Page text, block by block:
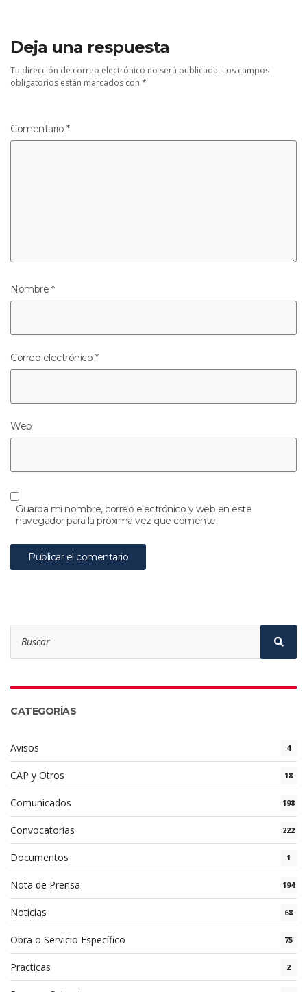
Deja una respuesta
Tu dirección de correo electrónico no será publicada. Los campos
obligatorios están marcados con *
Comentario *
Nombre *
Correo electrónico *
Web
Guarda mi nombre, correo electrónico y web en este
navegador para la próxima vez que comente.
Search
for:
CATEGORÍAS
Avisos 4
CAP y Otros 18
Comunicados 198
Convocatorias 222
Documentos 1
Nota de Prensa 194
Noticias 68
Obra o Servicio Específico 75
Practicas 2